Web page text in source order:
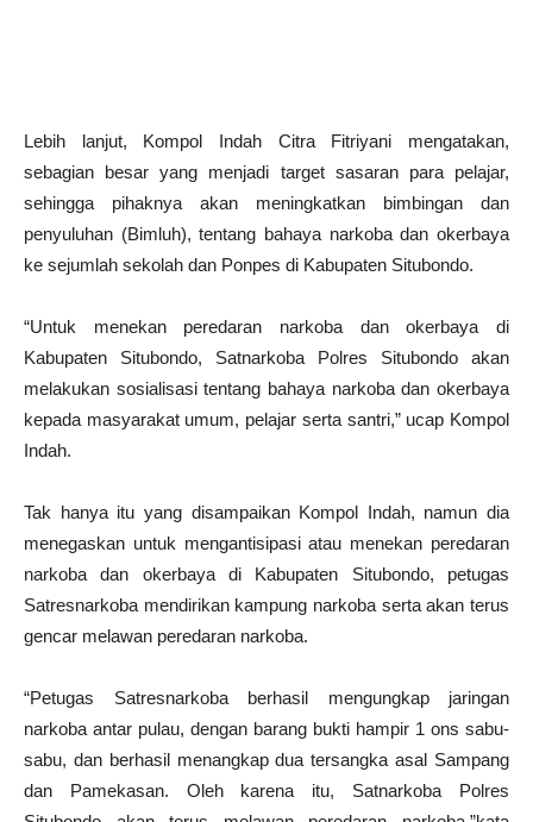
Lebih lanjut, Kompol Indah Citra Fitriyani mengatakan,
sebagian besar yang menjadi target sasaran para pelajar,
sehingga pihaknya akan meningkatkan bimbingan dan
penyuluhan (Bimluh), tentang bahaya narkoba dan okerbaya
ke sejumlah sekolah dan Ponpes di Kabupaten Situbondo.
“Untuk menekan peredaran narkoba dan okerbaya di
Kabupaten Situbondo, Satnarkoba Polres Situbondo akan
melakukan sosialisasi tentang bahaya narkoba dan okerbaya
kepada masyarakat umum, pelajar serta santri,” ucap Kompol
Indah.
Tak hanya itu yang disampaikan Kompol Indah, namun dia
menegaskan untuk mengantisipasi atau menekan peredaran
narkoba dan okerbaya di Kabupaten Situbondo, petugas
Satresnarkoba mendirikan kampung narkoba serta akan terus
gencar melawan peredaran narkoba.
“Petugas Satresnarkoba berhasil mengungkap jaringan
narkoba antar pulau, dengan barang bukti hampir 1 ons sabu-
sabu, dan berhasil menangkap dua tersangka asal Sampang
dan Pamekasan. Oleh karena itu, Satnarkoba Polres